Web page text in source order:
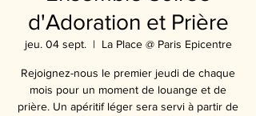
d'Adoration et Prière
jeu. 04 sept.
  |
La Place @ Paris Epicentre
Rejoignez-nous le premier jeudi de chaque
mois pour un moment de louange et de
prière. Un apéritif léger sera servi à partir de